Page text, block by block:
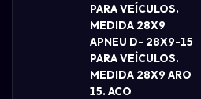
PARA VEÍCULOS.
MEDIDA 28X9
APNEU D- 28X9-15
PARA VEÍCULOS.
MEDIDA 28X9 ARO
15. ACO